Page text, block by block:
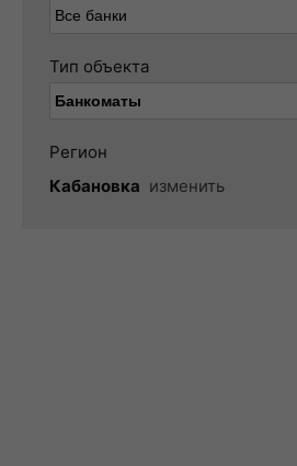
Тип объекта
Регион
Кабановка изменить